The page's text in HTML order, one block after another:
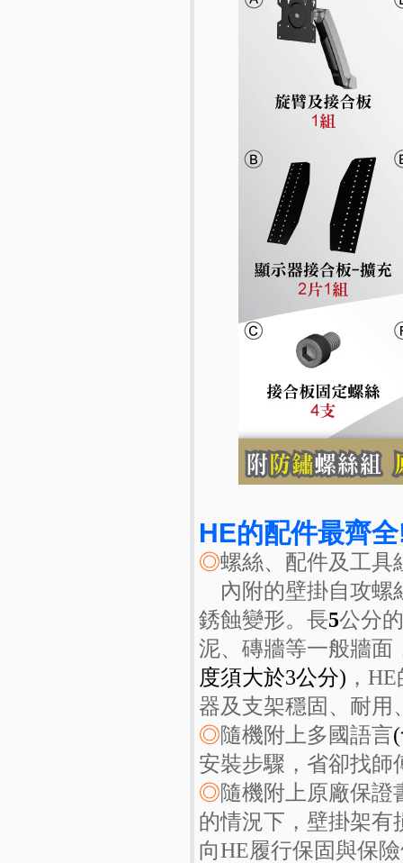
HE的配件最齊
◎螺絲、配件及工具
內附的壁掛自攻螺
銹蝕變形。長5公分
泥、磚牆等一般牆面
度須大於3公分) ，
器及支架穩固、耐
◎隨機附上多國語言
安裝步驟，省卻找師
◎隨機附上原廠保證
的情況下，壁掛架有
向HE履行保固與保